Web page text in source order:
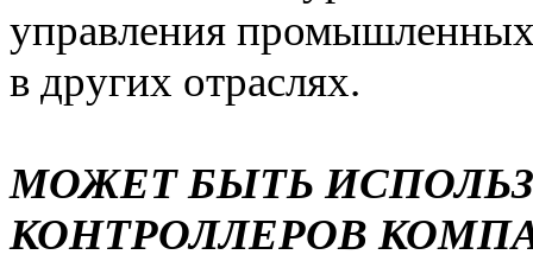
управления
в других отраслях.
МОЖЕТ БЫТЬ
КОНТРОЛЛЕРОВ